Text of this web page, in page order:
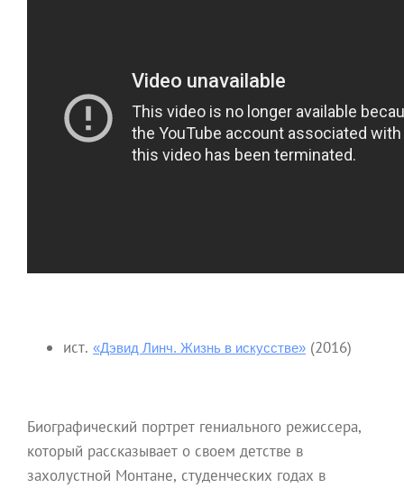
ист. «Дэвид Линч. Жизнь в искусстве» (2016)
Биографический портрет гениального режиссера,
который рассказывает о своем детстве в
захолустной Монтане, студенческих годах в